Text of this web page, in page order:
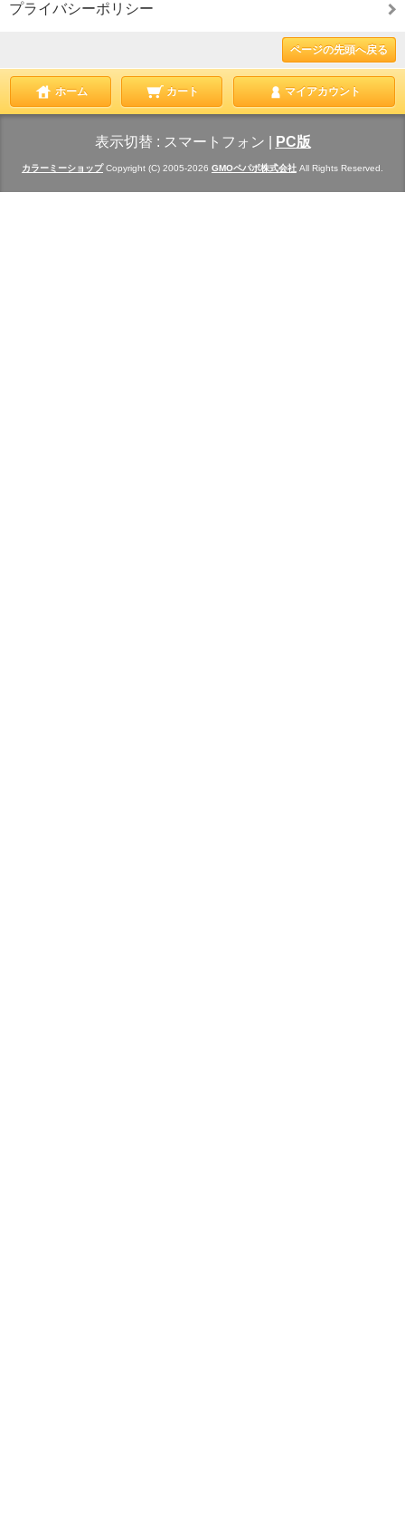
プライバシーポリシー
ページの先頭へ戻る
ホーム カート マイアカウント
表示切替 : スマートフォン PC版
カラーミーショップCopyright (C) 2005-2026 GMOペパボ株式会社 All Rights Reserved.